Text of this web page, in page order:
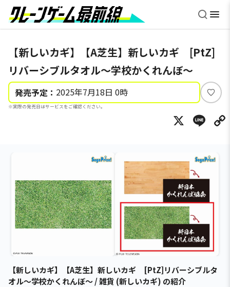
【新しいカギ】【A芝生】新しいカギ [PtZ]
リバーシブルタオル～学校かくれんぼ～
発売予定： 2025年7月18日 0時
※実際の発売日はサービスをご確認ください。
い
ね
X
【新しいカギ】【A芝生】新しいカギ [PtZ]リバーシブルタ
オル～学校かくれんぼ～ / 雑貨 (新しいカギ) の紹介